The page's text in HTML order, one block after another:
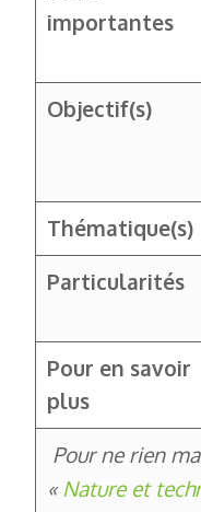
importantes
Objectif(s)
Thématique(s)
Particularités
Pour en savoir
plus
Pour ne rien
« Nature et